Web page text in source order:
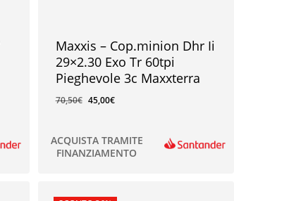
Maxxis – Cop.minion Dhr Ii
29×2.30 Exo Tr 60tpi
Pieghevole 3c Maxxterra
70,50€ 45,00€
45,00€
ACQUISTA TRAMITE
FINANZIAMENTO